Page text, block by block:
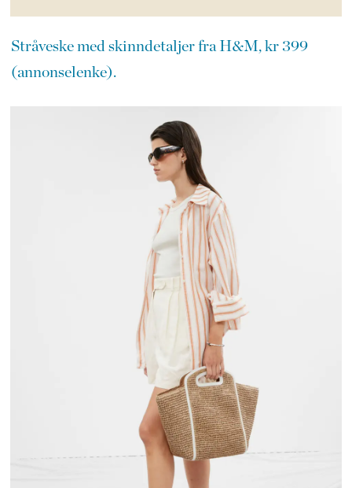
Stråveske med skinndetaljer fra H&M, kr 399
(annonselenke).